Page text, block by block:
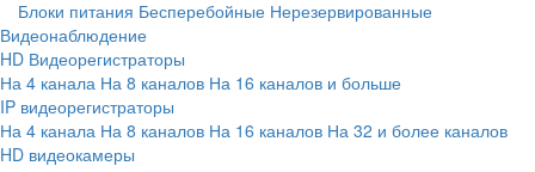
Блоки питания Бесперебойные Нерезервированные
Видеонаблюдение
HD Видеорегистраторы
На 4 канала На 8 каналов На 16 каналов и больше
IP видеорегистраторы
На 4 канала На 8 каналов На 16 каналов На 32 и более каналов
HD видеокамеры